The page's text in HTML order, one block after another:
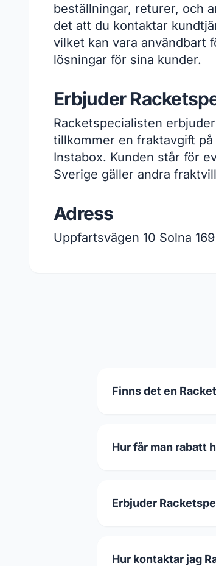
beställningar, returer, och
det att du kontaktar
vilket kan vara användbart
lösningar för sina kunder.
Erbjuder
Racketspecialisten
tillkommer en fraktavgift
Instabox. Kunden står för
Sverige gäller andra
Adress
Uppfartsvägen 10 Solna
Finns det en
Hur får man rabatt
Erbjuder
Hur kontaktar jag